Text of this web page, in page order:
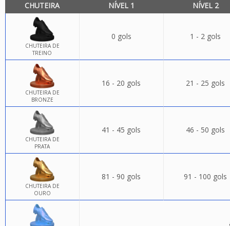
CHUTEIRA NÍVEL 1 NÍVEL 2
CHUTEIRA DE
TREINO
0 gols 1 - 2 gols
CHUTEIRA DE
BRONZE
16 - 20 gols 21 - 25 gols
CHUTEIRA DE
PRATA
41 - 45 gols 46 - 50 gols
CHUTEIRA DE
OURO
81 - 90 gols 91 - 100 gols